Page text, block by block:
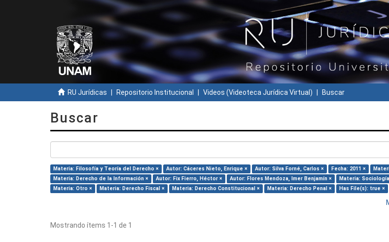
RU Jurídicas Repositorio Institucional Videos (Videoteca Jurídica Virtual) Buscar
Buscar
Materia: Filosofía y Teoría del Derecho × Autor: Cáceres Nieto, Enrique × Autor: Silva Forné, Carlos × Fecha: 2011 ×
Materia: Derecho de la Información ×
Autor: Fix Fierro, Héctor × Autor: Flores Mendoza, Imer Benjamín ×
Materia:
Materia: Otro ×
Materia: Derecho Fiscal × Materia: Derecho Constitucional × Materia: Derecho Penal × Has File(s): true ×
Mostrando ítems 1-1 de 1